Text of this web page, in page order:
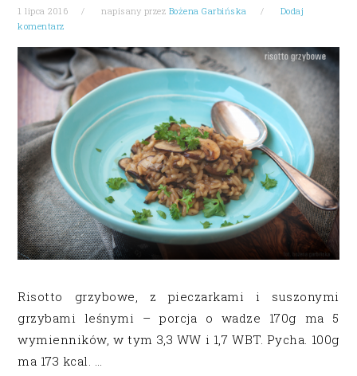
1 lipca 2016 napisany przez Bożena Garbińska
Dodaj
komentarz
Risotto grzybowe, z pieczarkami i suszonymi
grzybami leśnymi – porcja o wadze 170g ma 5
wymienników, w tym 3,3 WW i 1,7 WBT. Pycha. 100g
ma 173 kcal. …